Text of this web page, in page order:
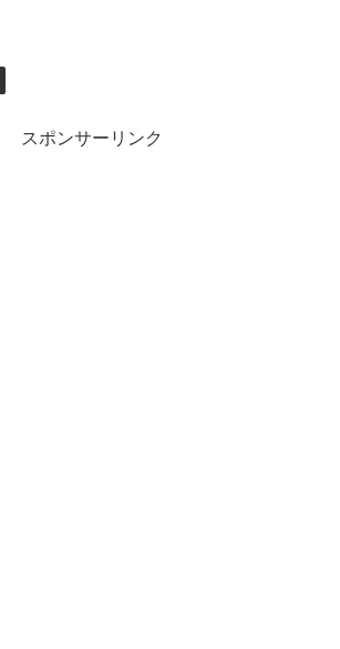
スポンサーリンク